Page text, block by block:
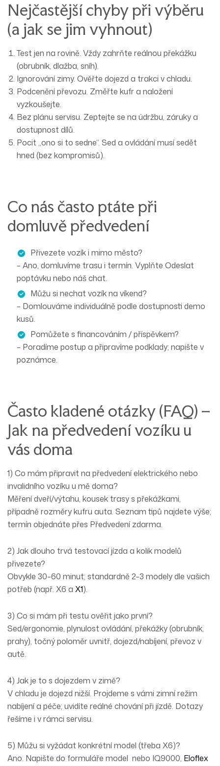
Nejčastější chyby při výběru
(a jak se jim vyhnout)
Test jen na rovině. Vždy zahrňtereálnou překážku
(obrubník, dlažba, sníh).
Ignorování zimy. Ověřtedojezd a trakci v chladu.
Podcenění převozu. Změřtekufra naložení
vyzkoušejte.
Bez plánu servisu. Zeptejte se naúdržbu, záruky a
dostupnost dílů.
Pocit „ono si to sedne“. Sed a ovládání musí sedět
hned (bez kompromisů).
Co nás často ptáte při
domluvě předvedení
Přivezete vozíki mimo město?
– Ano, domluvíme trasu i termín. VyplňteOdeslat
poptávku nebo náš chat.
Můžu si nechat vozíkna víkend?
– Domlouváme individuálně podle dostupnosti demo
kusů.
Pomůžete sfinancováním / příspěvkem?
– Poradíme postup a připravíme podklady; napište v
poznámce.
Často kladené otázky (FAQ) –
Jak na předvedení vozíku u
vás doma
1) Co mám připravit na předvedení elektrického nebo
invalidního vozíku u mě doma?
Měřenídveří/výtahu, kousek trasy s překážkami,
případně rozměrykufru auta. Seznam tipů najdete výše;
termín objednáte přes Předvedení zdarma.
2) Jak dlouho trvá testovací jízda a kolik modelů
přivezete?
Obvykle 30–60 minut; standardně 2–3 modely dle vašich
potřeb (např. X6 a X1).
3) Co si mám při testu ověřit jako první?
Sed/ergonomie, plynulost ovládání, překážky(obrubník,
prahy), točný poloměruvnitř, dojezd/nabíjení, převoz v
autě.
4) Jak je to s dojezdem v zimě?
V chladu je dojezd nižší. Projdeme s vámi zimní režim
nabíjení a péče; uvidíte reálné chování při jízdě. Dotazy
řešíme i v rámci servisu.
5) Můžu si vyžádat konkrétní model (třeba X6)?
Ano. Napište do formuláře model nebo IQ9000, Eloflex